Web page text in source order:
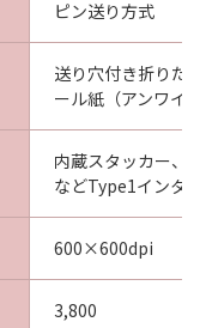
ピン送り方式
送り穴付き折りた
ール紙（アンワイ
内蔵スタッカー、
などType1インタ
600×600dpi
3,800